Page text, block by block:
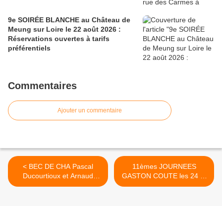
9e SOIRÉE BLANCHE au Château de
Meung sur Loire le 22 août 2026 :
Réservations ouvertes à tarifs
préférentiels
Commentaires
Ajouter un commentaire
< BEC DE CHA Pascal
Ducourtioux et Arnaud
Nano Méthivier en concert
11èmes JOURNEES
GASTON COUTE les 24 et
25 septembre 2016 : AU